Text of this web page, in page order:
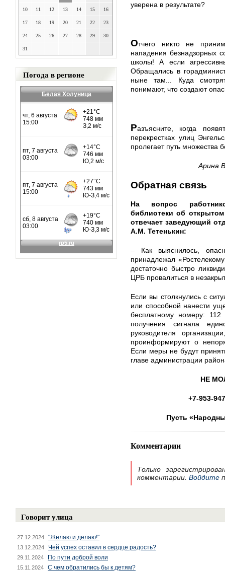
10 11 12 13 14 15 16
17 18 19 20 21 22 23
24 25 26 27 28 29 30
31
Погода в регионе
Белая Холуница
уверена в результате?
Отчего никто не
нападения безнадзорных
школы! А если
Обращались в
ныне там... Куда
понимают, что создают
Разъясните, когда
перекрестках улиц
пролегает путь множества
Арина
Обратная связь
На вопрос
библиотеки об
отвечает заведующий
А.М. Тетенькин:
– Как выяснилось,
принадлежал
достаточно быстро
ЦРБ провалиться в
Если вы столкнулись с
или способной нанести
бесплатному номеру:
получения сигнала
руководителя
проинформируют о
Если меры не будут
главе администрации
НЕ
+7-953-
Пусть
Комментарии
Только
комментарии. Войдите
Говорит улица
27.12.2024 "Желаю и делаю!"
13.12.2024 Чей успех оставил в сердце радость?
29.11.2024 По пути доброй воли
15.11.2024 С чем обратились бы к детям?